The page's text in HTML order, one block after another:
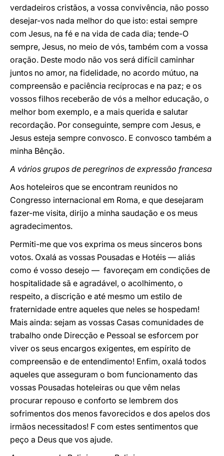
verdadeiros cristãos, a vossa convivência, não posso
desejar-vos nada melhor do que isto: estai sempre
com Jesus, na fé e na vida de cada dia; tende-O
sempre, Jesus, no meio de vós, também com a vossa
oração. Deste modo não vos será difícil caminhar
juntos no amor, na fidelidade, no acordo mútuo, na
compreensão e paciência recíprocas e na paz; e os
vossos filhos receberão de vós a melhor educação, o
melhor bom exemplo, e a mais querida e salutar
recordação. Por conseguinte, sempre com Jesus, e
Jesus esteja sempre convosco. E convosco também a
minha Bênção.
A vários grupos de peregrinos de expressão francesa
Aos hoteleiros que se encontram reunidos no
Congresso internacional em Roma, e que desejaram
fazer-me visita, dirijo a minha saudação e os meus
agradecimentos.
Permiti-me que vos exprima os meus sinceros bons
votos. Oxalá as vossas Pousadas e Hotéis — aliás
como é vosso desejo — favoreçam em condições de
hospitalidade sã e agradável, o acolhimento, o
respeito, a discrição e até mesmo um estilo de
fraternidade entre aqueles que neles se hospedam!
Mais ainda: sejam as vossas Casas comunidades de
trabalho onde Direcção e Pessoal se esforcem por
viver os seus encargos exigentes, em espírito de
compreensão e de entendimento! Enfim, oxalá todos
aqueles que asseguram o bom funcionamento das
vossas Pousadas hoteleiras ou que vêm nelas
procurar repouso e conforto se lembrem dos
sofrimentos dos menos favorecidos e dos apelos dos
irmãos necessitados! F com estes sentimentos que
peço a Deus que vos ajude.